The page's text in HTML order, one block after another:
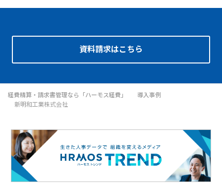
資料請求はこちら
経費精算・請求書管理なら「ハーモス経費」
導入事例
新明和工業株式会社